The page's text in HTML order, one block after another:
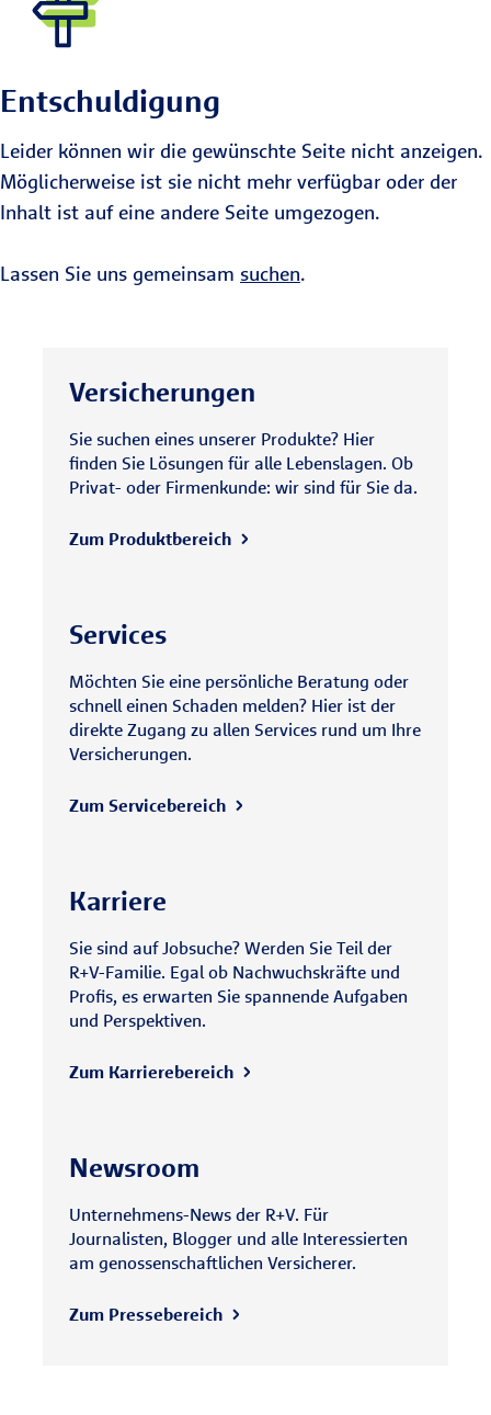
Entschuldigung
Leider können wir die gewünschte Seite nicht anzeigen.
Möglicherweise ist sie nicht mehr verfügbar oder der
Inhalt ist auf eine andere Seite umgezogen.
Lassen Sie uns gemeinsam suchen.
Versicherungen
Sie suchen eines unserer Produkte? Hier
finden Sie Lösungen für alle Lebenslagen. Ob
Privat- oder Firmenkunde: wir sind für Sie da.
Zum Produktbereich
Services
Möchten Sie eine persönliche Beratung oder
schnell einen Schaden melden? Hier ist der
direkte Zugang zu allen Services rund um Ihre
Versicherungen.
Zum Servicebereich
Karriere
Sie sind auf Jobsuche? Werden Sie Teil der
R+V-Familie. Egal ob Nachwuchskräfte und
Profis, es erwarten Sie spannende Aufgaben
und Perspektiven.
Zum Karrierebereich
Newsroom
Unternehmens-News der R+V. Für
Journalisten, Blogger und alle Interessierten
am genossenschaftlichen Versicherer.
Zum Pressebereich